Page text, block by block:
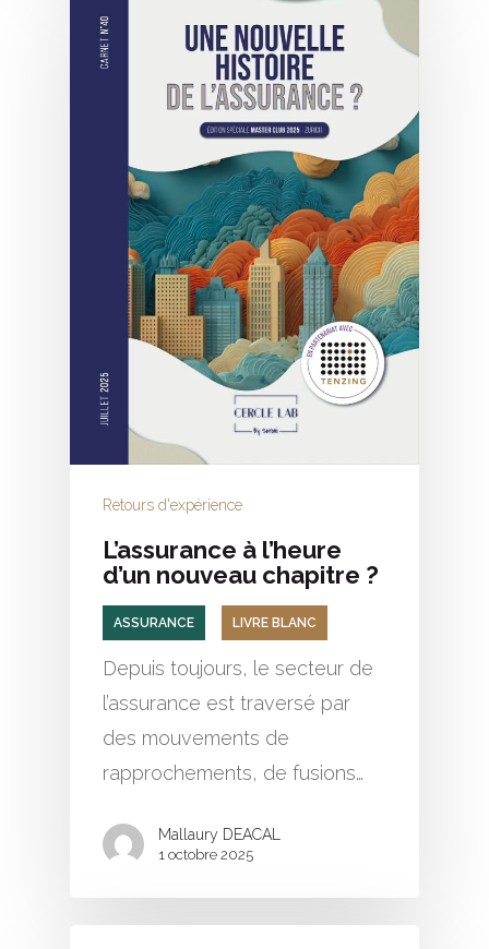
Retours d'expérience
L’assurance à l’heure
d’un nouveau chapitre ?
ASSURANCE LIVRE BLANC
Depuis toujours, le secteur de
l’assurance est traversé par
des mouvements de
rapprochements, de fusions…
Mallaury DEACAL
1 octobre 2025